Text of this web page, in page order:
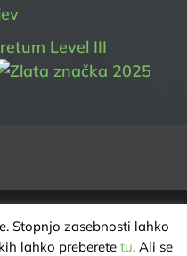
PRIDRŽANE @ 2025 |
Stopnjo zasebnosti lahko
lahko preberete tu. Ali se